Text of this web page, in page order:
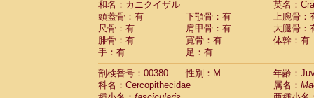
和名：カニクイザル
英名：
頭蓋骨：有
下顎骨：有
上腕骨：
尺骨：有
肩甲骨：有
大腿骨：
腓骨：有
寛骨：有
体幹：有
手：有
足：有
剖検番号：00380
性別：M
年齢：
科名：Cercopithecidae
属名：